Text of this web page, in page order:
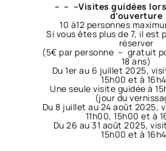
– – –Visites guidées
d’ouverture
10 à12 personnes
Si vous êtes plus de 7, il est
réserver
(5€ par personne – gratuit
18 ans)
Du 1er au 6 juillet 2025,
15h00 et à
Une seule visite guidée à
(jour du
Du 8 juillet au 24 août 2025,
11h00, 15h00 et à
Du 26 au 31 août 2025,
15h00 et à